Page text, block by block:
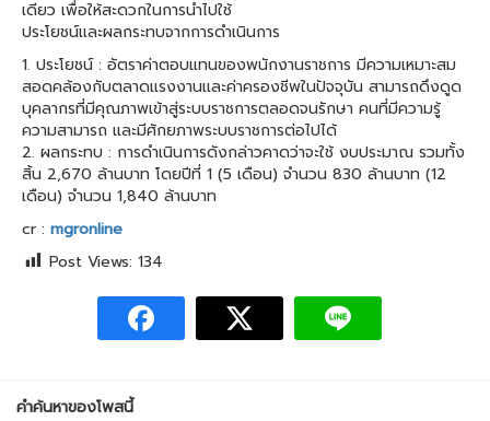
เดียว เพื่อให้สะดวกในการนําไปใช้
ประโยชน์และผลกระทบจากการดำเนินการ
1. ประโยชน์ : อัตราค่าตอบแทนของพนักงานราชการ มีความเหมาะสม
สอดคล้องกับตลาดแรงงานและค่าครองชีพในปัจจุบัน สามารถดึงดูด
บุคลากรที่มีคุณภาพเข้าสู่ระบบราชการตลอดจนรักษา คนที่มีความรู้
ความสามารถ และมีศักยภาพระบบราชการต่อไปได้
2. ผลกระทบ : การดําเนินการดังกล่าวคาดว่าจะใช้ งบประมาณ รวมทั้ง
สิ้น 2,670 ล้านบาท โดยปีที่ 1 (5 เดือน) จํานวน 830 ล้านบาท (12
เดือน) จํานวน 1,840 ล้านบาท
cr : mgronline
Post Views: 134
คำค้นหาของโพสนี้